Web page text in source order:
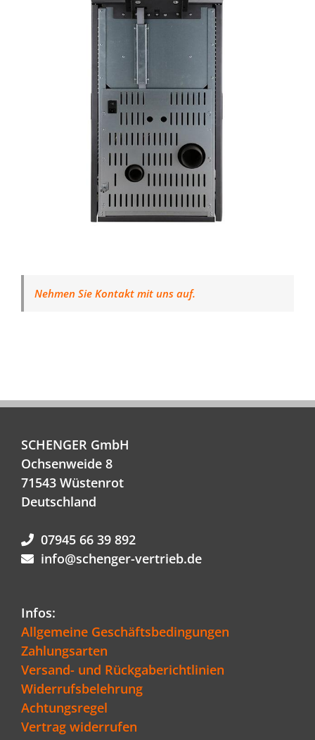
Nehmen Sie Kontakt mit uns auf.
SCHENGER GmbH
Ochsenweide 8
71543 Wüstenrot
Deutschland
07945 66 39 892
info@schenger-vertrieb.de
Infos:
Allgemeine Geschäftsbedingungen
Zahlungsarten
Versand- und Rückgaberichtlinien
Widerrufsbelehrung
Achtungsregel
Vertrag widerrufen